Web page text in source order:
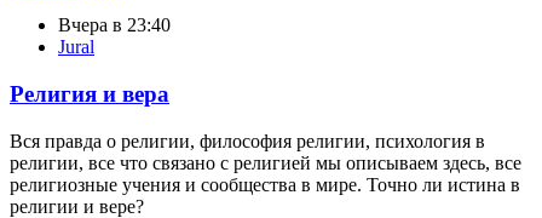
Вчера в 23:40
Jural
Религия и вера
Вся правда о религии, философия религии, психология в
религии, все что связано с религией мы описываем здесь, все
религиозные учения и сообщества в мире. Точно ли истина в
религии и вере?